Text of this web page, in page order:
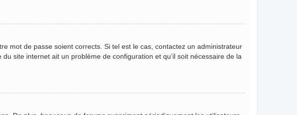
mot de passe soient corrects. Si tel est le cas, contactez un administrateur
site internet ait un problème de configuration et qu’il soit nécessaire de la